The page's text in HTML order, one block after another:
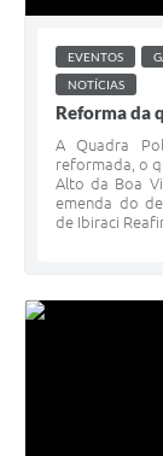
EVENTOS
NOTÍCIAS
Reforma da
A Quadra
reformada, o
Alto da Boa
emenda do
de Ibiraci